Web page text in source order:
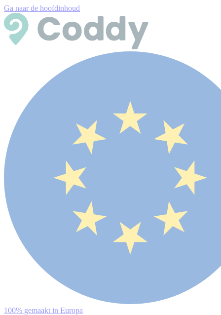
Ga naar de hoofdinhoud
100% gemaakt in Europa